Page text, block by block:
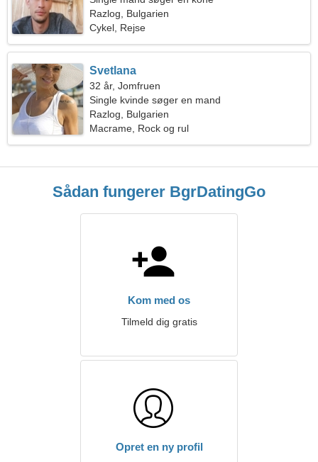
Razlog, Bulgarien
Cykel, Rejse
Svetlana
32 år, Jomfruen
Single kvinde søger en mand
Razlog, Bulgarien
Macrame, Rock og rul
Sådan fungerer BgrDatingGo
Kom med os
Tilmeld dig gratis
Opret en ny profil